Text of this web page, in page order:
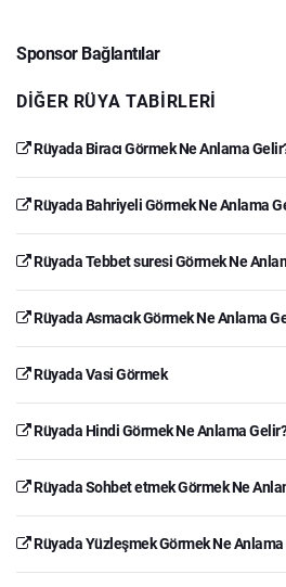
Sponsor Bağlantılar
DIĞER RÜYA TABIRLERI
Rüyada Biracı Görmek Ne Anlama
Rüyada Bahriyeli Görmek Ne Anlama
Rüyada Tebbet suresi Görmek Ne
Rüyada Asmacık Görmek Ne Anlama
Rüyada Vasi Görmek
Rüyada Hindi Görmek Ne Anlama Gelir?
Rüyada Sohbet etmek Görmek Ne
Rüyada Yüzleşmek Görmek Ne Anlama